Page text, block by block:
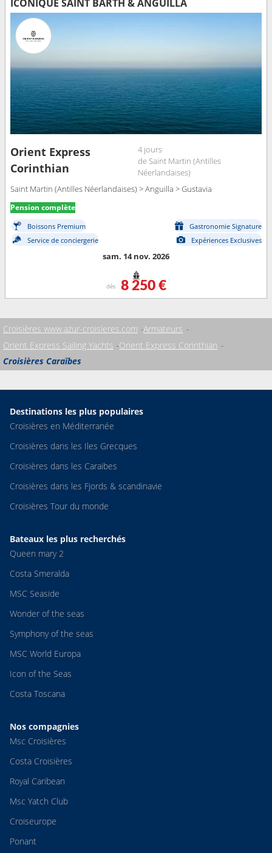
ICONIQUE SAINT BARTH & ANGUILLA
Orient Express
Corinthian
4 jours
de Saint Martin (Antilles
Néerlandaises)
Saint Martin (Antilles Néerlandaises) > Anguilla > Gustavia
Pension complète
Boissons Premium
Gastronomie Signature
Service de conciergerie
Expériences Exclusives
sam. 14 nov. 2026
dès 8 250 €
Croisières www.azur-croisieres.com Armateurs
Orient Express Sailing Yachts Orient Express Corinthian
Croisières Caraïbes
Destinations les plus populaires
Croisières en Méditerranée
Croisières dans les Iles Grecques
Croisières dans les Caraibes
Croisières dans les Fjords & scandinavie
Croisières Tour du monde
Bateaux les plus recherchés
Queen mary 2
Costa Smeralda
MSC Seaside
Wonder of the seas
Symphony of the seas
MSC World Europa
Icon of the Seas
Costa Toscana
Nos compagnies
Msc Croisières
Costa Croisières
Royal Caribean
Msc Yatch Club
Croiseurope
Ponant